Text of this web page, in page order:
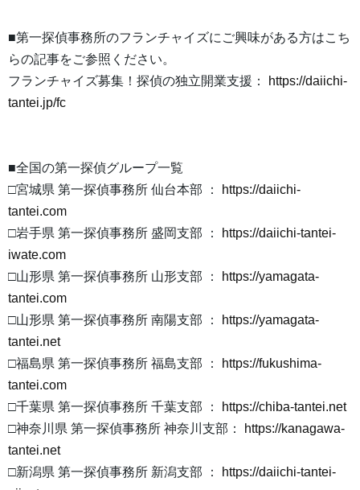
■第一探偵事務所のフランチャイズにご興味がある方はこち
らの記事をご参照ください。
フランチャイズ募集！探偵の独立開業支援：
https://daiichi-
tantei.jp/fc
■全国の第一探偵グループ一覧
□宮城県 第一探偵事務所 仙台本部 ：
https://daiichi-
tantei.com
□岩手県 第一探偵事務所 盛岡支部 ：
https://daiichi-tantei-
iwate.com
□山形県 第一探偵事務所 山形支部 ：
https://yamagata-
tantei.com
□山形県 第一探偵事務所 南陽支部 ：
https://yamagata-
tantei.net
□福島県 第一探偵事務所 福島支部 ：
https://fukushima-
tantei.com
□千葉県 第一探偵事務所 千葉支部 ：
https://chiba-tantei.net
□神奈川県 第一探偵事務所 神奈川支部：
https://kanagawa-
tantei.net
□新潟県 第一探偵事務所 新潟支部 ：
https://daiichi-tantei-